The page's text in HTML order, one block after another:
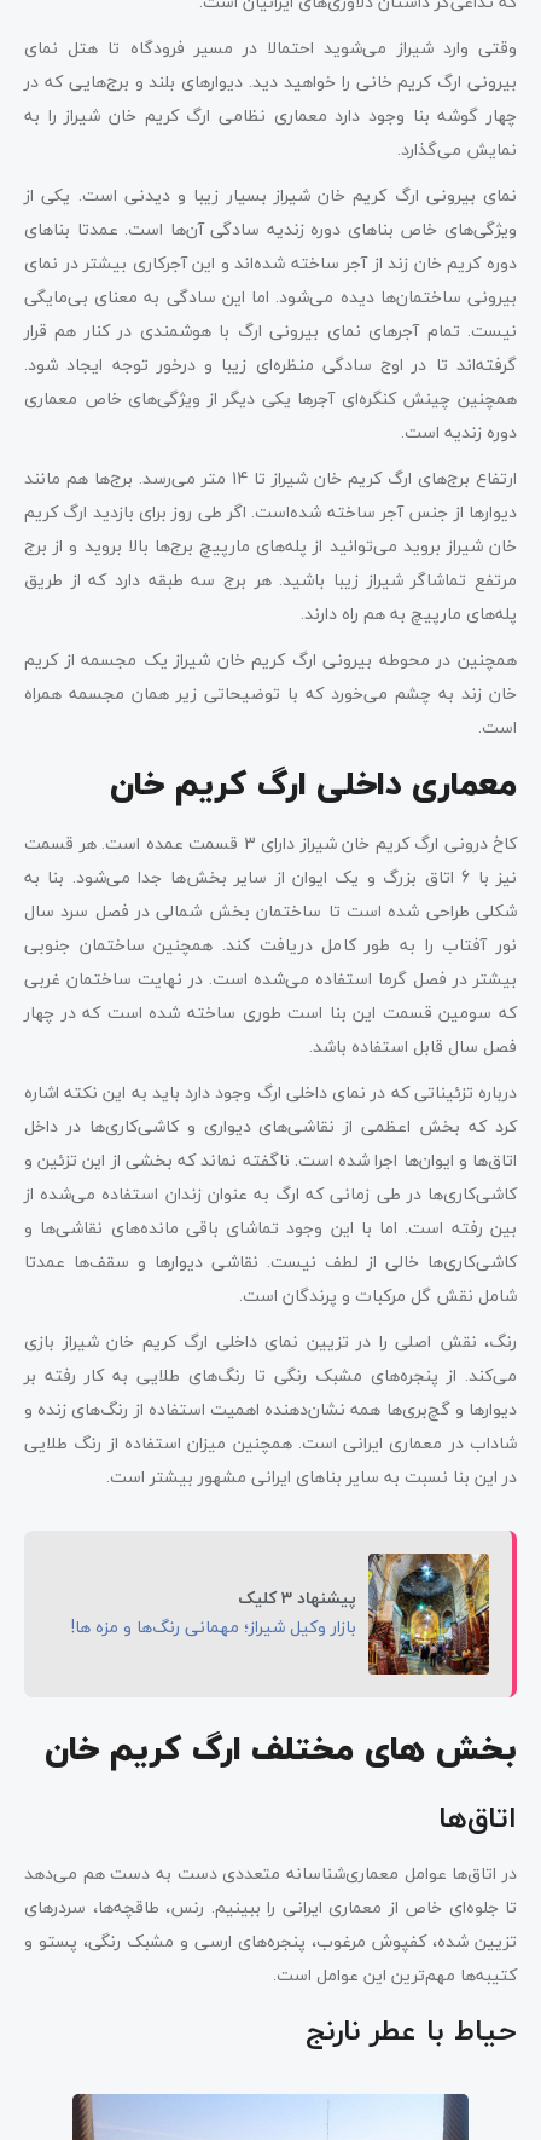
وقتی وارد شیراز می‌شوید احتمالا در مسیر فرودگاه تا هتل نمای
بیرونی ارگ کریم خانی را خواهید دید. دیوارهای بلند و برج‌هایی که در
چهار گوشه بنا وجود دارد معماری نظامی ارگ کریم خان شیراز را به
نمایش می‌گذارد.
نمای بیرونی ارگ کریم خان شیراز بسیار زیبا و دیدنی است. یکی از
ویژگی‌های خاص بناهای دوره زندیه سادگی آن‌ها است. عمدتا بناهای
دوره کریم خان زند از آجر ساخته شده‌اند و این آجرکاری بیشتر در نمای
بیرونی ساختمان‌ها دیده می‌شود. اما این سادگی به معنای بی‌مایگی
نیست. تمام آجرهای نمای بیرونی ارگ با هوشمندی در کنار هم قرار
گرفته‌اند تا در اوج سادگی منظره‌ای زیبا و درخور توجه ایجاد شود.
همچنین چینش کنگره‌ای آجرها یکی دیگر از ویژگی‌های خاص معماری
دوره زندیه است.
ارتفاع برج‌های ارگ کریم خان شیراز تا 14 متر می‌رسد. برج‌ها هم مانند
دیوارها از جنس آجر ساخته شده‌است. اگر طی روز برای بازدید ارگ کریم
خان شیراز بروید می‌توانید از پله‌های مارپیچ برج‌ها بالا بروید و از برج
مرتفع تماشاگر شیراز زیبا باشید. هر برج سه طبقه دارد که از طریق
پله‌های مارپیچ به هم راه دارند.
همچنین در محوطه بیرونی ارگ کریم‌ خان شیراز یک مجسمه از کریم
خان زند به چشم می‌خورد که با توضیحاتی زیر همان مجسمه همراه
است.
معماری داخلی ارگ کریم خان
کاخ درونی ارگ کریم خان شیراز دارای 3 قسمت عمده است. هر قسمت
نیز با 6 اتاق بزرگ و یک ایوان از سایر بخش‌ها جدا می‌شود. بنا به
شکلی طراحی شده است تا ساختمان بخش شمالی در فصل سرد سال
نور آفتاب را به طور کامل دریافت کند. همچنین ساختمان جنوبی
بیشتر در فصل گرما استفاده می‌شده است. در نهایت ساختمان غربی
که سومین قسمت این بنا است طوری ساخته شده است که در چهار
فصل سال قابل استفاده باشد.
درباره تزئیناتی که در نمای داخلی ارگ وجود دارد باید به این نکته اشاره
کرد که بخش اعظمی از نقاشی‌های دیواری و کاشی‌کاری‌ها در داخل
اتاق‌ها و ایوان‌ها اجرا شده است. ناگفته نماند که بخشی از این تزئین و
کاشی‌کاری‌ها در طی زمانی که ارگ به عنوان زندان استفاده می‌شده از
بین رفته است. اما با این وجود تماشای باقی مانده‌های نقاشی‌ها و
کاشی‌کاری‌ها خالی از لطف نیست. نقاشی دیوار‌ها و سقف‌ها عمدتا
شامل نقش گل مرکبات و پرندگان است.
رنگ‌، نقش اصلی را در تزیین نمای داخلی ارگ کریم خان شیراز بازی
می‌کند. از پنجره‌های مشبک رنگی تا رنگ‌های طلایی به کار رفته بر
دیوارها و گچ‌بری‌ها همه نشان‌دهنده اهمیت استفاده از رنگ‌های زنده و
شاداب در معماری ایرانی است. همچنین میزان استفاده از رنگ طلایی
در این بنا نسبت به سایر بناهای ایرانی مشهور بیشتر است.
پیشنهاد 3 کلیک
بازار وکیل شیراز؛ مهمانی رنگ‌ها و مزه ها!
بخش های مختلف ارگ کریم خان
اتاق‌ها
در اتاق‌ها عوامل معماری‌شناسانه متعددی دست به دست هم می‌دهد
تا جلوه‌ای خاص از معماری ایرانی را ببینیم. رنس، طاقچه‌ها، سردرهای
تزیین شده، کفپوش مرغوب، پنجره‌های ارسی و مشبک رنگی، پستو و
کتیبه‌ها مهم‌ترین این عوامل است.
حیاط با عطر نارنج